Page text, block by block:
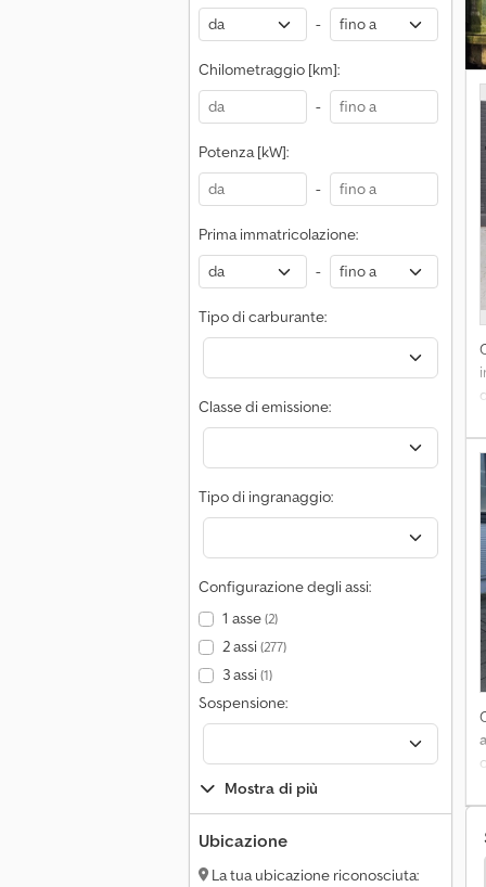
-
Chilometraggio [km]:
-
Potenza [kW]:
-
Prima immatricolazione:
-
Tipo di carburante:
Classe di emissione:
Tipo di ingranaggio:
Configurazione degli assi:
1 asse(2)
2 assi(277)
3 assi(1)
Sospensione:
Mostra di più
Ubicazione
La tua ubicazione riconosciuta:
Clever Altri Camper & Roulotte